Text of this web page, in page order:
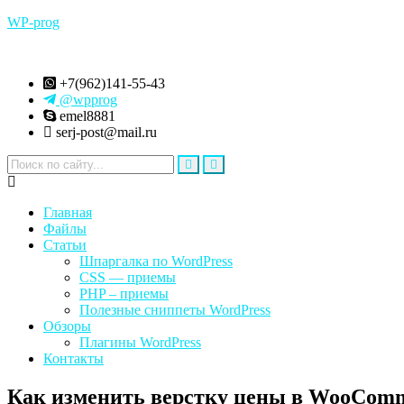
WP-prog
+7(962)141-55-43
@wpprog
emel8881
serj-post@mail.ru
Меню
Главная
Файлы
Статьи
Шпаргалка по WordPress
CSS — приемы
PHP – приемы
Полезные сниппеты WordPress
Обзоры
Плагины WordPress
Контакты
Как изменить верстку цены в